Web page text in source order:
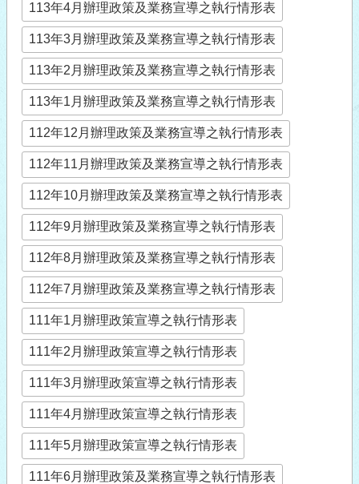
113年4月辦理政策及業務宣導之執行情形表
113年3月辦理政策及業務宣導之執行情形表
113年2月辦理政策及業務宣導之執行情形表
113年1月辦理政策及業務宣導之執行情形表
112年12月辦理政策及業務宣導之執行情形表
112年11月辦理政策及業務宣導之執行情形表
112年10月辦理政策及業務宣導之執行情形表
112年9月辦理政策及業務宣導之執行情形表
112年8月辦理政策及業務宣導之執行情形表
112年7月辦理政策及業務宣導之執行情形表
111年1月辦理政策宣導之執行情形表
111年2月辦理政策宣導之執行情形表
111年3月辦理政策宣導之執行情形表
111年4月辦理政策宣導之執行情形表
111年5月辦理政策宣導之執行情形表
111年6月辦理政策及業務宣導之執行情形表